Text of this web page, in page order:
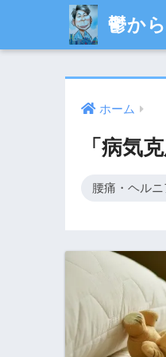
鬱か
ホーム
「病気
腰痛・ヘル